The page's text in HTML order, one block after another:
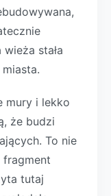
wieża stała
mury i lekko
że budzi
To nie
tutaj